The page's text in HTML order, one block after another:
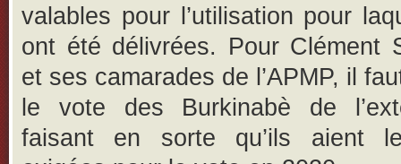
valables pour l’utilisation pour
ont été délivrées. Pour Clément
et ses camarades de l’APMP, il
le vote des Burkinabè de
faisant en sorte qu’ils aient